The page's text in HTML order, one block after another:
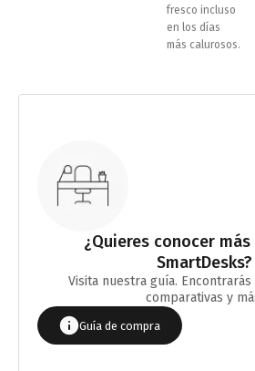
fresco incluso
en los días
más calurosos.
¿Quieres conocer
SmartDesks?
Visita nuestra guía.
comparativas y
Guía de compra